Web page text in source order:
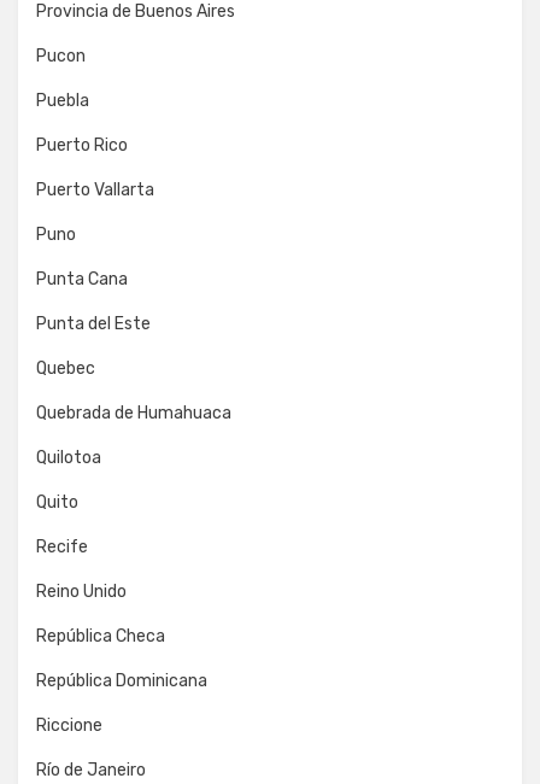
Provincia de Buenos Aires
Pucon
Puebla
Puerto Rico
Puerto Vallarta
Puno
Punta Cana
Punta del Este
Quebec
Quebrada de Humahuaca
Quilotoa
Quito
Recife
Reino Unido
República Checa
República Dominicana
Riccione
Río de Janeiro